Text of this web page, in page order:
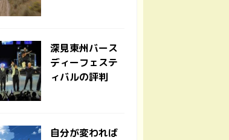
深見東州バース
ディーフェステ
ィバルの評判
自分が変われば